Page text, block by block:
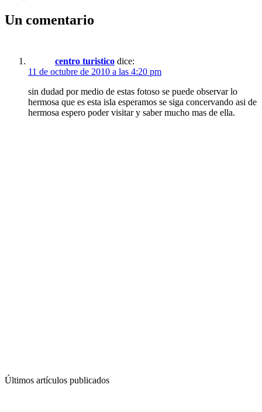
Un comentario
centro turistico dice:
11 de octubre de 2010 a las 4:20 pm
sin dudad por medio de estas fotoso se puede observar lo
hermosa que es esta isla esperamos se siga concervando asi de
hermosa espero poder visitar y saber mucho mas de ella.
Últimos artículos publicados